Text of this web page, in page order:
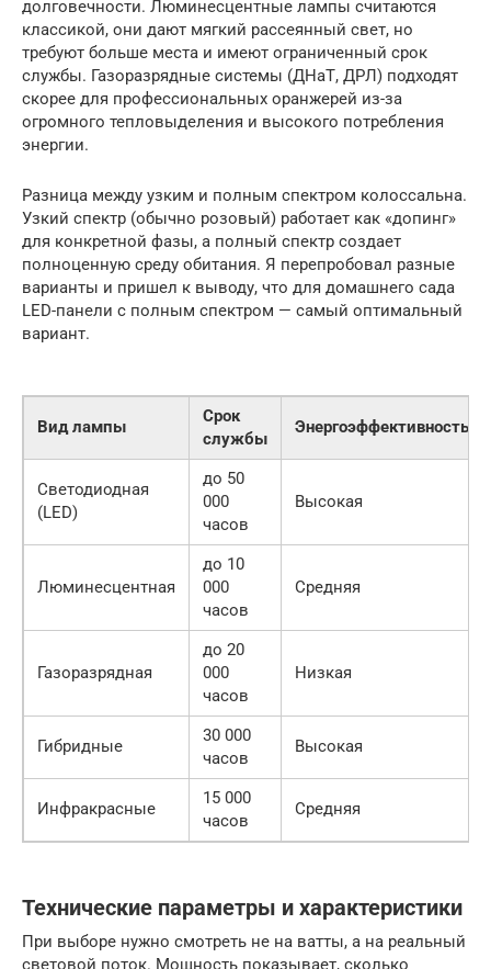
долговечности. Люминесцентные лампы считаются
классикой, они дают мягкий рассеянный свет, но
требуют больше места и имеют ограниченный срок
службы. Газоразрядные системы (ДНаТ, ДРЛ) подходят
скорее для профессиональных оранжерей из-за
огромного тепловыделения и высокого потребления
энергии.
Разница между узким и полным спектром колоссальна.
Узкий спектр (обычно розовый) работает как «допинг»
для конкретной фазы, а полный спектр создает
полноценную среду обитания. Я перепробовал разные
варианты и пришел к выводу, что для домашнего сада
LED-панели с полным спектром — самый оптимальный
вариант.
Вид лампы
Срок
службы
Энергоэффективность
Светодиодная
(LED)
до 50
000
часов
Высокая
Люминесцентная
до 10
000
часов
Средняя
Газоразрядная
до 20
000
часов
Низкая
Гибридные
30 000
часов
Высокая
Инфракрасные
15 000
часов
Средняя
Технические параметры и характеристики
При выборе нужно смотреть не на ватты, а на реальный
световой поток. Мощность показывает, сколько